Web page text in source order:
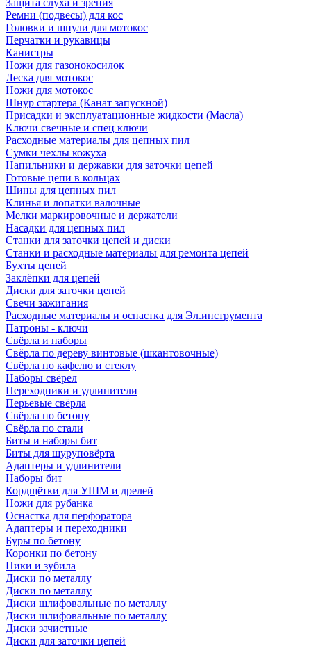
Защита слуха и зрения
Ремни (подвесы) для кос
Головки и шпули для мотокос
Перчатки и рукавицы
Канистры
Ножи для газонокосилок
Леска для мотокос
Ножи для мотокос
Шнур стартера (Канат запускной)
Присадки и эксплуатационные жидкости (Масла)
Ключи свечные и спец ключи
Расходные материалы для цепных пил
Сумки чехлы кожуха
Напильники и державки для заточки цепей
Готовые цепи в кольцах
Шины для цепных пил
Клинья и лопатки валочные
Мелки маркировочные и держатели
Насадки для цепных пил
Станки для заточки цепей и диски
Станки и расходные материалы для ремонта цепей
Бухты цепей
Заклёпки для цепей
Диски для заточки цепей
Свечи зажигания
Расходные материалы и оснастка для Эл.инструмента
Патроны - ключи
Свёрла и наборы
Свёрла по дереву винтовые (шкантовочные)
Свёрла по кафелю и стеклу
Наборы свёрел
Переходники и удлинители
Перьевые свёрла
Свёрла по бетону
Свёрла по стали
Биты и наборы бит
Биты для шуруповёрта
Адаптеры и удлинители
Наборы бит
Кордщётки для УШМ и дрелей
Ножи для рубанка
Оснастка для перфоратора
Адаптеры и переходники
Буры по бетону
Коронки по бетону
Пики и зубила
Диски по металлу
Диски по металлу
Диски шлифовальные по металлу
Диски шлифовальные по металлу
Диски зачистные
Диски для заточки цепей